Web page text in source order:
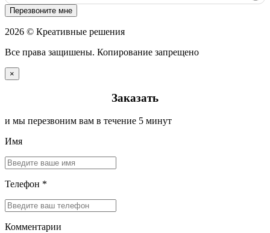
Перезвоните мне
2026 © Креативные решения
Все права защишены. Копирование запрещено
×
Заказать
и мы перезвоним вам в течение 5 минут
Имя
Телефон *
Комментарии